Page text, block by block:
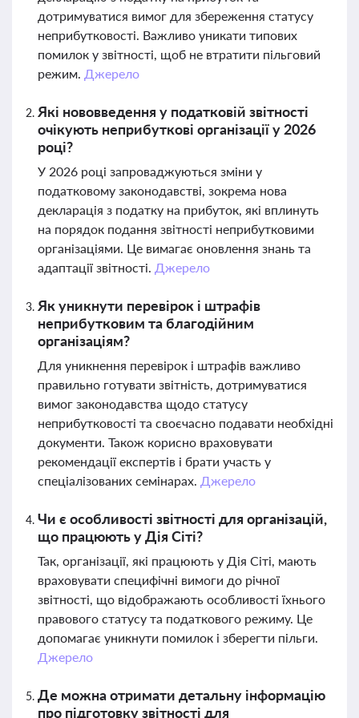
дотримуватися вимог для збереження статусу
неприбутковості. Важливо уникати типових
помилок у звітності, щоб не втратити пільговий
режим. Джерело
Які нововведення у податковій звітності
очікують неприбуткові організації у 2026
році?
У 2026 році запроваджуються зміни у
податковому законодавстві, зокрема нова
декларація з податку на прибуток, які вплинуть
на порядок подання звітності неприбутковими
організаціями. Це вимагає оновлення знань та
адаптації звітності. Джерело
Як уникнути перевірок і штрафів
неприбутковим та благодійним
організаціям?
Для уникнення перевірок і штрафів важливо
правильно готувати звітність, дотримуватися
вимог законодавства щодо статусу
неприбутковості та своєчасно подавати необхідні
документи. Також корисно враховувати
рекомендації експертів і брати участь у
спеціалізованих семінарах. Джерело
Чи є особливості звітності для організацій,
що працюють у Дія Сіті?
Так, організації, які працюють у Дія Сіті, мають
враховувати специфічні вимоги до річної
звітності, що відображають особливості їхнього
правового статусу та податкового режиму. Це
допомагає уникнути помилок і зберегти пільги.
Джерело
Де можна отримати детальну інформацію
про підготовку звітності для